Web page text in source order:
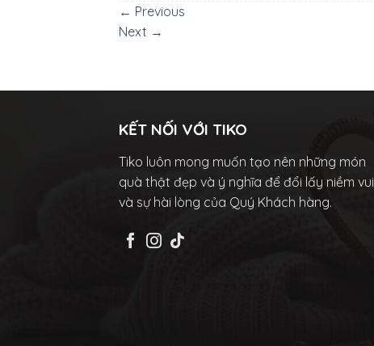
← Previous
Next →
KẾT NỐI VỚI TIKO
Tiko luôn mong muốn tạo nên những món
quà thật đẹp và ý nghĩa để đổi lấy niềm vui
và sự hài lòng của Quý Khách hàng.